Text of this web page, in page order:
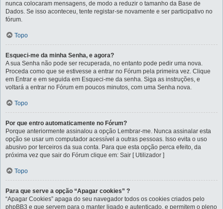
nunca colocaram mensagens, de modo a reduzir o tamanho da Base de
Dados. Se isso aconteceu, tente registar-se novamente e ser participativo no
fórum.
Topo
Esqueci-me da minha Senha, e agora?
A sua Senha não pode ser recuperada, no entanto pode pedir uma nova.
Proceda como que se estivesse a entrar no Fórum pela primeira vez. Clique
em Entrar e em seguida em Esqueci-me da senha. Siga as instruções, e
voltará a entrar no Fórum em poucos minutos, com uma Senha nova.
Topo
Por que entro automaticamente no Fórum?
Porque anteriormente assinalou a opção Lembrar-me. Nunca assinalar esta
opção se usar um computador acessível a outras pessoas. Isso evita o uso
abusivo por terceiros da sua conta. Para que esta opção perca efeito, da
próxima vez que sair do Fórum clique em: Sair [ Utilizador ]
Topo
Para que serve a opção “Apagar cookies” ?
“Apagar Cookies” apaga do seu navegador todos os cookies criados pelo
phpBB3 e que servem para o manter ligado e autenticado, e permitem o pleno